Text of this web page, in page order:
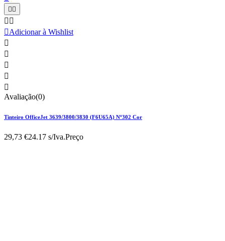

 
Adicionar à Wishlist





Avaliação(0)
Tinteiro OfficeJet 3639/3800/3830 (F6U65A) Nº302 Cor
29,73 €24.17 s/Iva.Preço